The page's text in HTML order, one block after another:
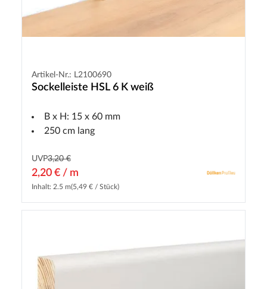
Artikel-Nr.: L2100690
Sockelleiste HSL 6 K weiß
B x H: 15 x 60 mm
250 cm lang
UVP3,20 €
2,20 € / m
Inhalt: 2.5 m(5,49 € / Stück)